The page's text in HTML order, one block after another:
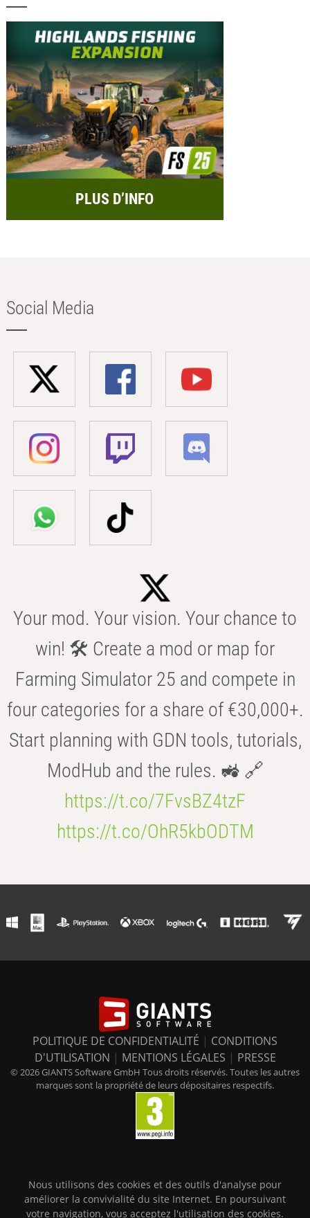
PLUS D’INFO
Social Media
Your mod. Your vision. Your chance to
win! 🛠️ Create a mod or map for
Farming Simulator 25 and compete in
four categories for a share of €30,000+.
Start planning with GDN tools, tutorials,
ModHub and the rules. 🚜 🔗
https://t.co/7FvsBZ4tzF
https://t.co/OhR5kbODTM
POLITIQUE DE CONFIDENTIALITÉ | CONDITIONS
D'UTILISATION | MENTIONS LÉGALES | PRESSE
© 2026 GIANTS Software GmbH Tous droits réservés. Toutes les autres
marques sont la propriété de leurs dépositaires respectifs.
Nous utilisons des cookies et des outils d'analyse pour
améliorer la convivialité du site Internet. En poursuivant
votre navigation, vous acceptez l'utilisation des cookies.